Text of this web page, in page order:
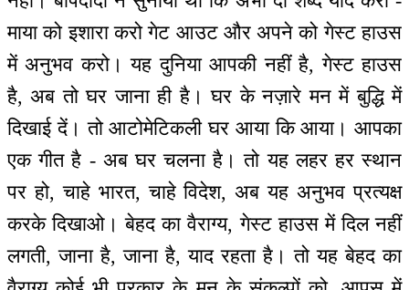
माया को इशारा करो गेट आउट और अपने को गेस्ट हाउस
में अनुभव करो। यह दुनिया आपकी नहीं है, गेस्ट हाउस
है, अब तो घर जाना ही है। घर के नज़ारे मन में बुद्धि में
दिखाई दें। तो आटोमेटिकली घर आया कि आया। आपका
एक गीत है - अब घर चलना है। तो यह लहर हर स्थान
पर हो, चाहे भारत, चाहे विदेश, अब यह अनुभव प्रत्यक्ष
करके दिखाओ। बेहद का वैराग्य, गेस्ट हाउस में दिल नहीं
लगती, जाना है, जाना है, याद रहता है। तो यह बेहद का